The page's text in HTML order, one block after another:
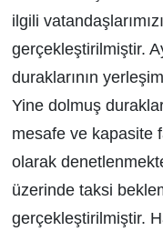
ilgili
gerçekleştirilmiştir.
duraklarının
Yine dolmuş
mesafe ve kapasite
olarak
üzerinde taksi
gerçekleştirilmiştir.